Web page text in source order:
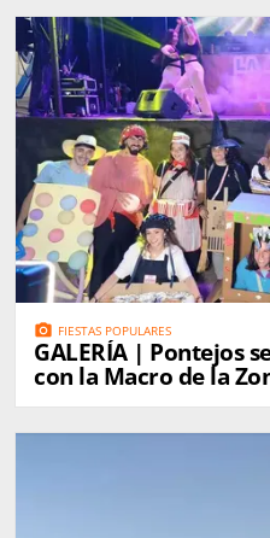
photo_camera FIESTAS POPULARES
GALERÍA | Pontejos
con la Macro de la